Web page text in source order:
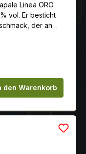
Linea ORO
vol. Er besticht
der an
reichhaltige
wider und
den Warenkorb